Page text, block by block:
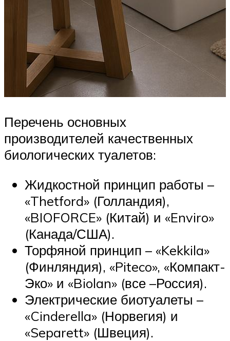
Перечень основных
производителей качественных
биологических туалетов:
Жидкостной принцип работы –
«Thetford» (Голландия),
«BIOFORCE» (Китай) и «Enviro»
(Канада/США).
Торфяной принцип – «Kekkila»
(Финляндия), «Piteco», «Компакт-
Эко» и «Biolan» (все –Россия).
Электрические биотуалеты –
«Cinderella» (Норвегия) и
«Separett» (Швеция).